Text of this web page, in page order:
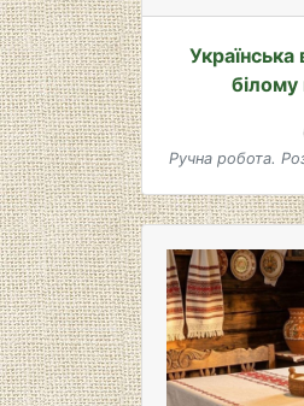
білому
Ручна робота.